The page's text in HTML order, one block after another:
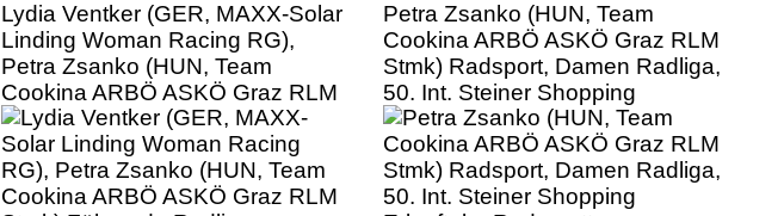
Lydia Ventker (GER, MAXX-Solar
Linding Woman Racing RG),
Petra Zsanko (HUN, Team
Cookina ARBÖ ASKÖ Graz RLM
Stmk) Führende Radliga,
Radsport, Damen Radliga, 50.
Int. Steiner Shopping Erlauftaler
Radsporttage
Petra Zsanko (HUN, Team
Cookina ARBÖ ASKÖ Graz RLM
Stmk) Radsport, Damen Radliga,
50. Int. Steiner Shopping
Erlauftaler Radsporttage